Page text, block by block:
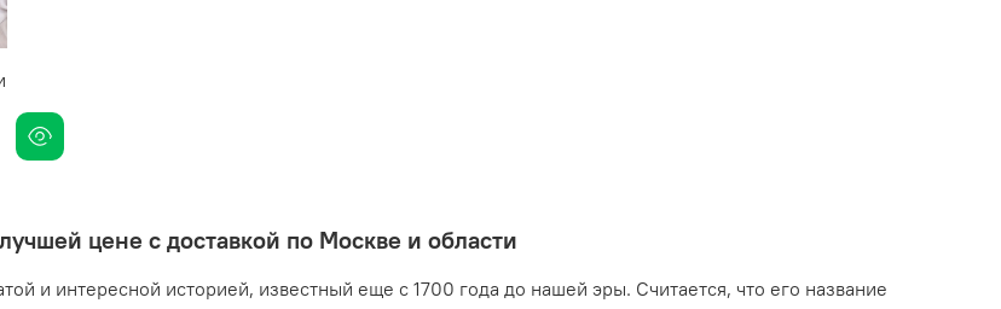
цене с доставкой по Москве и области
и интересной историей, известный еще с 1700 года до нашей эры. Считается, что его название